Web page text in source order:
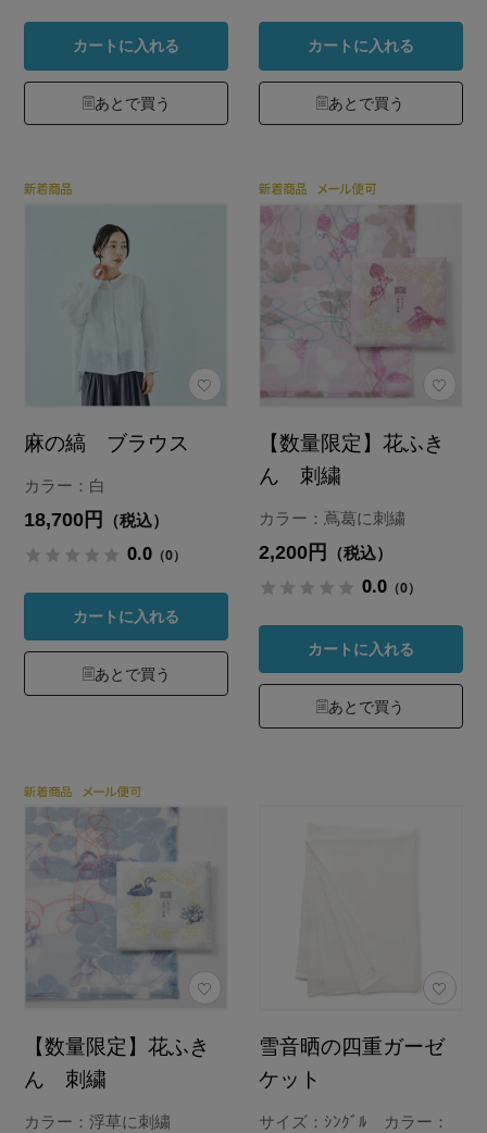
カートに入れる
あとで買う
カートに入れる
あとで買う
麻の縞 ブラウス
カラー：白
18,700円 （税込）
0.0 （0）
カートに入れる
あとで買う
【数量限定】花ふき
ん 刺繍
カラー：蔦葛に刺繍
2,200円 （税込）
0.0 （0）
カートに入れる
あとで買う
【数量限定】花ふき
ん 刺繍
カラー：浮草に刺繍
雪音晒の四重ガーゼ
ケット
サイズ：ｼﾝｸﾞﾙ カラー：